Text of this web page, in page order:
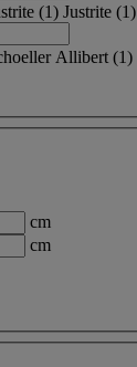
(1) Justrite (1)
Allibert (1)
cm
cm